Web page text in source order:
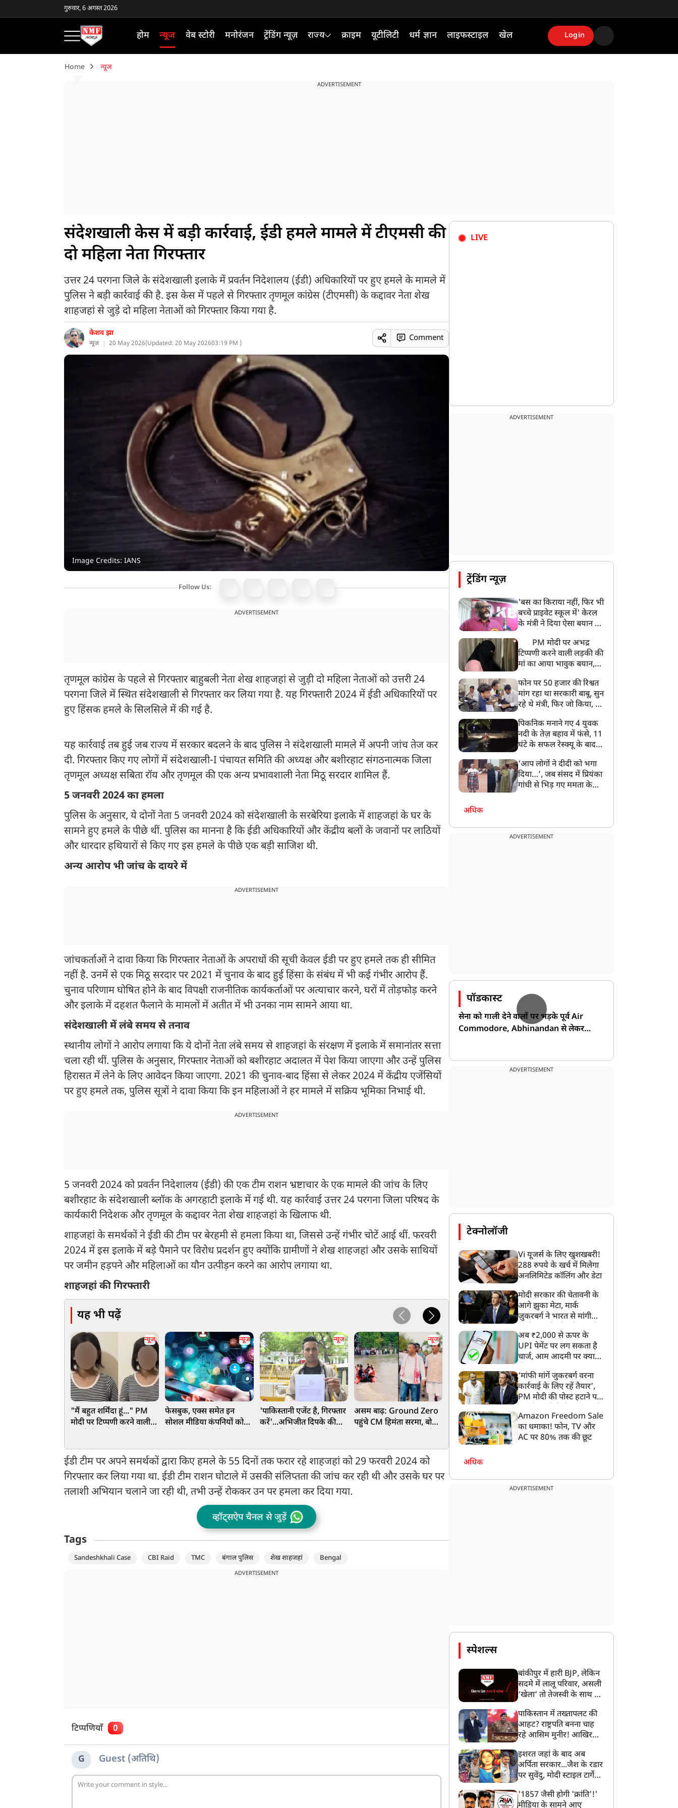
गुरुवार, 6 अगस्त 2026
होम न्यूज वेब स्टोरी मनोरंजन ट्रेंडिंग न्यूज़ राज्य क्राइम यूटीलिटी धर्म ज्ञान लाइफस्टाइल खेल Login
Home न्यूज
ADVERTISEMENT
संदेशखाली केस में बड़ी कार्रवाई, ईडी हमले मामले में टीएमसी की
दो महिला नेता गिरफ्तार
उत्तर 24 परगना जिले के संदेशखाली इलाके में प्रवर्तन निदेशालय (ईडी) अधिकारियों पर हुए हमले के मामले में
पुलिस ने बड़ी कार्रवाई की है. इस केस में पहले से गिरफ्तार तृणमूल कांग्रेस (टीएमसी) के कद्दावर नेता शेख
शाहजहां से जुड़े दो महिला नेताओं को गिरफ्तार किया गया है.
केशव झा
न्यूज 20 May 2026(Updated: 20 May 202603:19 PM )
Comment
Image Credits: IANS
Follow Us:
ADVERTISEMENT
तृणमूल कांग्रेस के पहले से गिरफ्तार बाहुबली नेता शेख शाहजहां से जुड़ी दो महिला नेताओं को उत्तरी 24
परगना जिले में स्थित संदेशखाली से गिरफ्तार कर लिया गया है. यह गिरफ्तारी 2024 में ईडी अधिकारियों पर
हुए हिंसक हमले के सिलसिले में की गई है.
यह कार्रवाई तब हुई जब राज्य में सरकार बदलने के बाद पुलिस ने संदेशखाली मामले में अपनी जांच तेज कर
दी. गिरफ्तार किए गए लोगों में संदेशखाली-I पंचायत समिति की अध्यक्ष और बशीरहाट संगठनात्मक जिला
तृणमूल अध्यक्ष सबिता रॉय और तृणमूल की एक अन्य प्रभावशाली नेता मिठू सरदार शामिल हैं.
5 जनवरी 2024 का हमला
पुलिस के अनुसार, ये दोनों नेता 5 जनवरी 2024 को संदेशखाली के सरबेरिया इलाके में शाहजहां के घर के
सामने हुए हमले के पीछे थीं. पुलिस का मानना ​​है कि ईडी अधिकारियों और केंद्रीय बलों के जवानों पर लाठियों
और धारदार हथियारों से किए गए इस हमले के पीछे एक बड़ी साजिश थी.
अन्य आरोप भी जांच के दायरे में
ADVERTISEMENT
जांचकर्ताओं ने दावा किया कि गिरफ्तार नेताओं के अपराधों की सूची केवल ईडी पर हुए हमले तक ही सीमित
नहीं है. उनमें से एक मिठू सरदार पर 2021 में चुनाव के बाद हुई हिंसा के संबंध में भी कई गंभीर आरोप हैं.
चुनाव परिणाम घोषित होने के बाद विपक्षी राजनीतिक कार्यकर्ताओं पर अत्याचार करने, घरों में तोड़फोड़ करने
और इलाके में दहशत फैलाने के मामलों में अतीत में भी उनका नाम सामने आया था.
संदेशखाली में लंबे समय से तनाव
स्थानीय लोगों ने आरोप लगाया कि ये दोनों नेता लंबे समय से शाहजहां के संरक्षण में इलाके में समानांतर सत्ता
चला रही थीं. पुलिस के अनुसार, गिरफ्तार नेताओं को बशीरहाट अदालत में पेश किया जाएगा और उन्हें पुलिस
हिरासत में लेने के लिए आवेदन किया जाएगा. 2021 की चुनाव-बाद हिंसा से लेकर 2024 में केंद्रीय एजेंसियों
पर हुए हमले तक, पुलिस सूत्रों ने दावा किया कि इन महिलाओं ने हर मामले में सक्रिय भूमिका निभाई थी.
ADVERTISEMENT
5 जनवरी 2024 को प्रवर्तन निदेशालय (ईडी) की एक टीम राशन भ्रष्टाचार के एक मामले की जांच के लिए
बशीरहाट के संदेशखाली ब्लॉक के अगरहाटी इलाके में गई थी. यह कार्रवाई उत्तर 24 परगना जिला परिषद के
कार्यकारी निदेशक और तृणमूल के कद्दावर नेता शेख शाहजहां के खिलाफ थी.
शाहजहां के समर्थकों ने ईडी की टीम पर बेरहमी से हमला किया था, जिससे उन्हें गंभीर चोटें आई थीं. फरवरी
2024 में इस इलाके में बड़े पैमाने पर विरोध प्रदर्शन हुए क्योंकि ग्रामीणों ने शेख शाहजहां और उसके साथियों
पर जमीन हड़पने और महिलाओं का यौन उत्पीड़न करने का आरोप लगाया था.
शाहजहां की गिरफ्तारी
यह भी पढ़ें
न्यूज
"मैं बहुत शर्मिंदा हूं..." PM
मोदी पर टिप्पणी करने वाली
न्यूज
फेसबुक, एक्स समेत इन
सोशल मीडिया कंपनियों को
न्यूज
'पाकिस्तानी एजेंट है, गिरफ्तार
करें'...अभिजीत दिपके की
मांग
न्यूज
असम बाढ़: Ground Zero
पहुंचे CM हिमंता सरमा, बोले-
न्यूज
वैष्णो देवी मंदिर में 550 करोड़
रुपए की हेराफेरी? कोर्ट की
निगरानी में पंहुचा 20 टन चंडी
का मामला
आर्टिकल 370 हटाए जाने के
सात साल, जम्मू-कश्मीर में
निकली भव्य तिरंगा रैली, PDP
ने किया विरोध, महबूबा मुफ्ती
ईडी टीम पर अपने समर्थकों द्वारा किए हमले के 55 दिनों तक फरार रहे शाहजहां को 29 फरवरी 2024 को
गिरफ्तार कर लिया गया था. ईडी टीम राशन घोटाले में उसकी संलिप्तता की जांच कर रही थी और उसके घर पर
तलाशी अभियान चलाने जा रही थी, तभी उन्हें रोककर उन पर हमला कर दिया गया.
व्हॉट्सऐप चैनल से जुड़ें
Tags
Sandeshkhali Case CBI Raid TMC बंगाल पुलिस शेख शाहजहां Bengal
ADVERTISEMENT
टिप्पणियाँ 0
G Guest (अतिथि)
LIVE
ADVERTISEMENT
ट्रेंडिंग न्यूज़
'बस का किराया नहीं, फिर भी
बच्चे प्राइवेट स्कूल में' केरल
के मंत्री ने दिया ऐसा बयान की
PM मोदी पर अभद्र
टिप्पणी करने वाली लड़की की
मां का आया भावुक बयान,
बेटी को गोद लें प्रधानमंत्री
फोन पर 50 हजार की रिश्वत
मांग रहा था सरकारी बाबू, सुन
रहे थे मंत्री, फिर जो किया, वो
पिकनिक मनाने गए 4 युवक
नदी के तेज़ बहाव में फंसे, 11
घंटे के सफल रेस्क्यू के बाद
‘आप लोगों ने दीदी को भगा
दिया…’, जब संसद में प्रियंका
गांधी से भिड़ गए ममता के
अधिक
ADVERTISEMENT
पॉडकास्ट
सेना को गाली देने वालों पर भड़के पूर्व Air
Commodore, Abhinandan से लेकर
ADVERTISEMENT
टेक्नोलॉजी
Vi यूजर्स के लिए खुशखबरी!
288 रुपये के खर्च में मिलेगा
अनलिमिटेड कॉलिंग और डेटा
मोदी सरकार की चेतावनी के
आगे झुका मेटा, मार्क
ज़ुकरबर्ग ने भारत से मांगी
अब ₹2,000 से ऊपर के
UPI पेमेंट पर लग सकता है
चार्ज, आम आदमी पर क्या
‘मांफी मांगें जुकरबर्ग वरना
कार्रवाई के लिए रहें तैयार’,
PM मोदी की पोस्ट हटाने पर
लगाई फटकार
Amazon Freedom Sale
का धमाका! फोन, TV और
AC पर 80% तक की छूट
अधिक
ADVERTISEMENT
स्पेशल्स
बांकीपुर में हारी BJP, लेकिन
सदमे में लालू परिवार, असली
‘खेला’ तो तेजस्वी के साथ हो
पाकिस्तान में तख्तापलट की
आहट? राष्ट्रपति बनना चाह
रहे आसिम मुनीर! आखिर
बनाया मोहरा?
इशरत जहां के बाद अब
अर्पिता सरकार...जैश के रडार
पर सुवेंदु, मोदी स्टाइल टार्गेट
बड़ा एक्शन!
'1857 जैसी होगी 'क्रांति'!'
मीडिया के सामने आए